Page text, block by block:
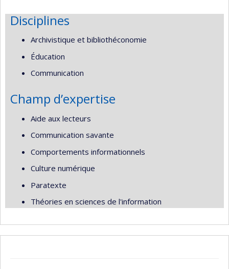
Disciplines
Archivistique et bibliothéconomie
Éducation
Communication
Champ d’expertise
Aide aux lecteurs
Communication savante
Comportements informationnels
Culture numérique
Paratexte
Théories en sciences de l'information